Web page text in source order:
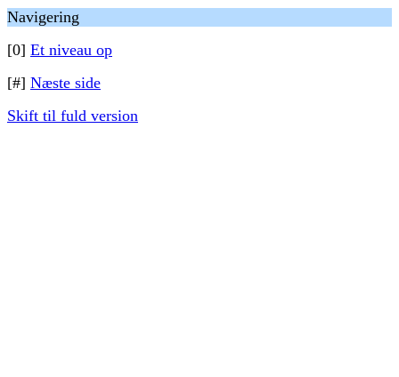
Navigering
[0] Et niveau op
[#] Næste side
Skift til fuld version